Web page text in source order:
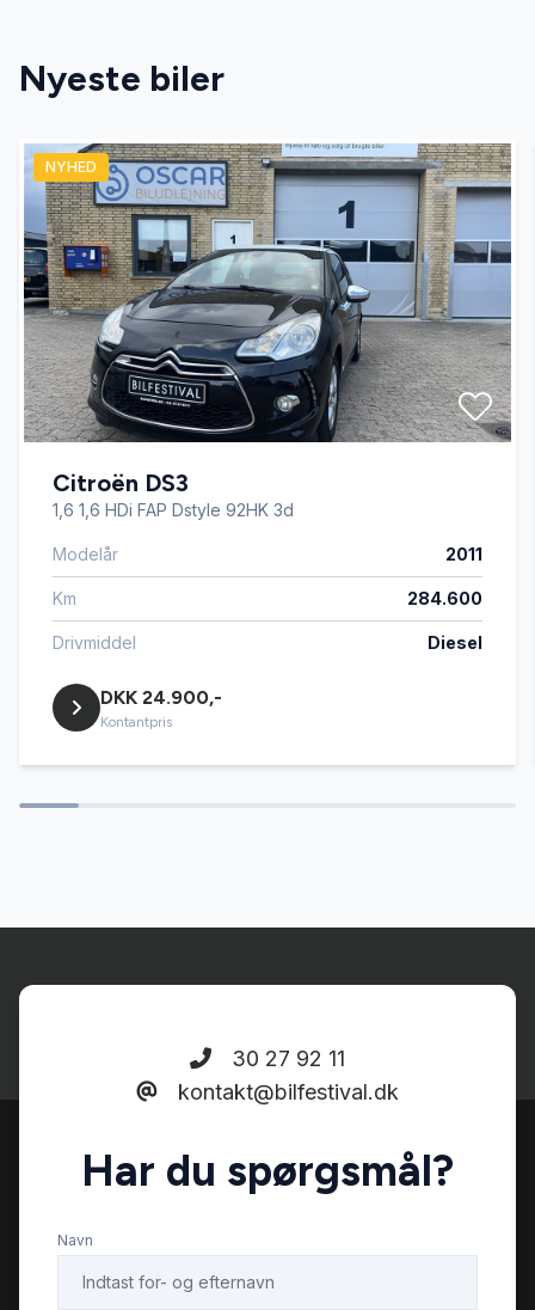
ESP
fartpilot
fjernbetjent centrallås
højdejusterbart førersæde
læderrat
parkeringssensor (bag)
regnsensor
service ok
servostyring
USB tilslutning
USB-A tilslutning
Nyeste biler
NYHED
Citroën DS3
1,6 1,6 HDi FAP Dstyle 92HK 3d
Modelår 2011
Km 284.600
Drivmiddel Diesel
DKK 24.900,-
Kontantpris
30 27 92 11
kontakt@bilfestival.dk
Har du spørgsmål?
Navn